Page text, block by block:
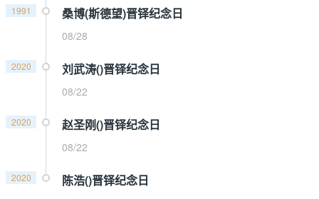
1991 桑博(斯德望)晋铎纪念日
08/28
2020 刘武涛()晋铎纪念日
08/22
2020 赵圣刚()晋铎纪念日
08/22
2020 陈浩()晋铎纪念日